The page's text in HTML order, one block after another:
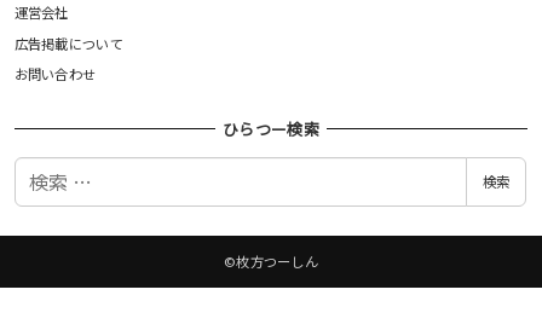
運営会社
広告掲載について
お問い合わせ
ひらつー検索
検
検索
©枚方つーしん